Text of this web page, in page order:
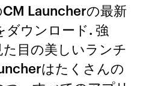
Launcherの最新
ダウンロード. 強
た目の美しいランチ
はたくさんの